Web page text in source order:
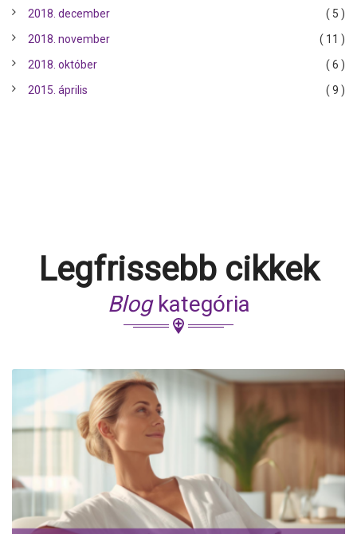
2018. december
( 5 )
2018. november
( 11 )
2018. október
( 6 )
2015. április
( 9 )
Legfrissebb cikkek
Blogkategória